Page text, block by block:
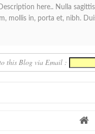
here.. Nulla
mollis in, porta et, nibh.
this Blog via Email :